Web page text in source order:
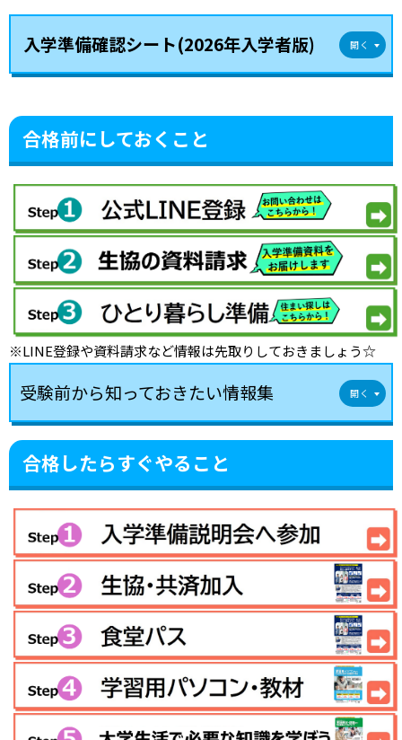
入学準備確認シート(2026年入学者版)
合格前にしておくこと
※LINE登録や資料請求など情報は先取りしておきましょう☆
受験前から知っておきたい情報集
合格したらすぐやること